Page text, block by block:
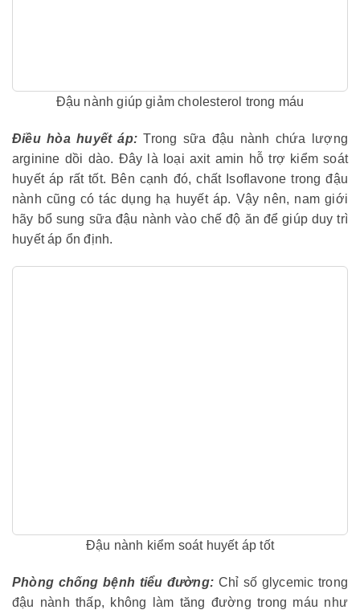
Đậu nành giúp giảm cholesterol trong máu
Điều hòa huyết áp: Trong sữa đậu nành chứa lượng
arginine dồi dào. Đây là loại axit amin hỗ trợ kiểm soát
huyết áp rất tốt. Bên cạnh đó, chất Isoflavone trong đậu
nành cũng có tác dụng hạ huyết áp. Vậy nên, nam giới
hãy bổ sung sữa đậu nành vào chế độ ăn để giúp duy trì
huyết áp ổn định.
Đậu nành kiểm soát huyết áp tốt
Phòng chống bệnh tiểu đường: Chỉ số glycemic trong
đậu nành thấp, không làm tăng đường trong máu như